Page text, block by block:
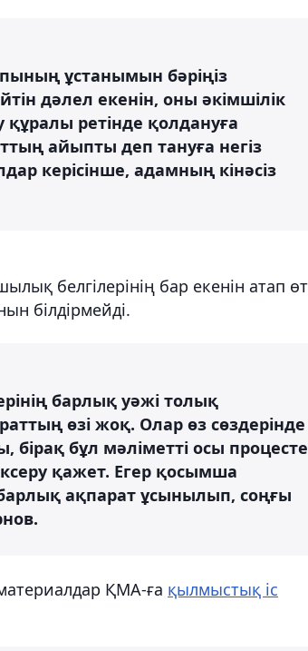
ұстанымын бәріңіз
дәлел екенін, оны әкімшілік
ретінде қолдануға
айыпты деп тануға негіз
керісінше, адамның кінәсіз
белгілерінің бар екенін атап
білдірмейді.
барлық уәжі толық
өзі жоқ. Олар өз сөздерінде
бұл мәліметті осы процесте
қажет. Егер қосымша
ақпарат ұсынылып, соңғы
ҚМА-ға қылмыстық іс